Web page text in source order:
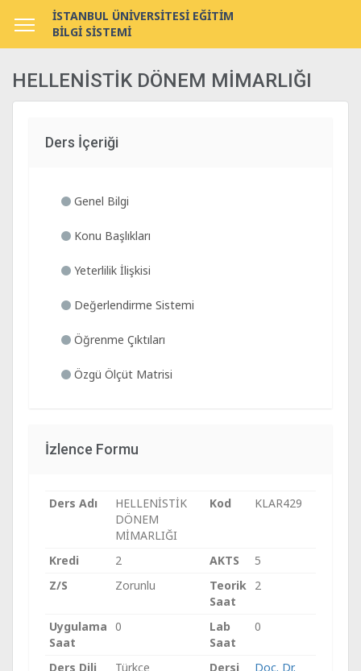
İSTANBUL ÜNİVERSİTESİ EĞİTİM
BİLGİ SİSTEMİ
HELLENİSTİK DÖNEM MİMARLIĞI
Ders İçeriği
Genel Bilgi
Konu Başlıkları
Yeterlilik İlişkisi
Değerlendirme Sistemi
Öğrenme Çıktıları
Özgü Ölçüt Matrisi
İzlence Formu
Ders Adı
HELLENİSTİK
DÖNEM
MİMARLIĞI
Kod KLAR429
Kredi 2 AKTS
5
Z/S
Zorunlu
Teorik
Saat
2
Uygulama
Saat
0
Lab
Saat
0
Ders Dili Türkçe
Dersi
Doç. Dr.